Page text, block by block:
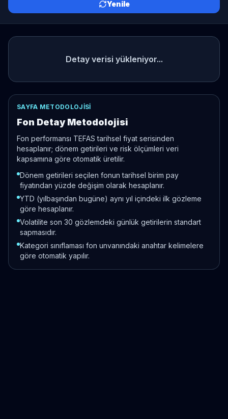
Yenile
Detay verisi yükleniyor...
SAYFA METODOLOJISI
Fon Detay Metodolojisi
Fon performansı TEFAS tarihsel fiyat serisinden
hesaplanır; dönem getirileri ve risk ölçümleri veri
kapsamına göre otomatik üretilir.
Dönem getirileri seçilen fonun tarihsel birim pay
fiyatından yüzde değişim olarak hesaplanır.
YTD (yılbaşından bugüne) aynı yıl içindeki ilk gözleme
göre hesaplanır.
Volatilite son 30 gözlemdeki günlük getirilerin standart
sapmasıdır.
Kategori sınıflaması fon unvanındaki anahtar kelimelere
göre otomatik yapılır.